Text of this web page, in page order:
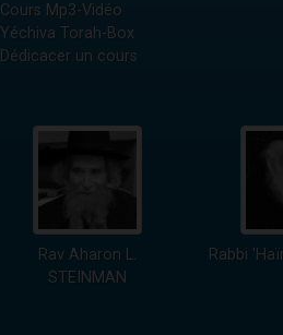
Cours Mp3-Vidéo
Yéchiva Torah-Box
Dédicacer un cours
Rav Aharon L.
STEINMAN
Rabbi